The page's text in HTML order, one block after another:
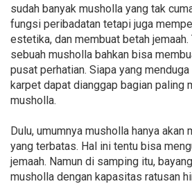
sudah banyak musholla yang tak
fungsi peribadatan tetapi juga
estetika, dan membuat betah
sebuah musholla bahkan bisa
pusat perhatian. Siapa yang
karpet dapat dianggap bagian paling
musholla.
Dulu, umumnya musholla hanya akan
yang terbatas. Hal ini tentu bisa
jemaah. Namun di samping itu,
musholla dengan kapasitas ratusan